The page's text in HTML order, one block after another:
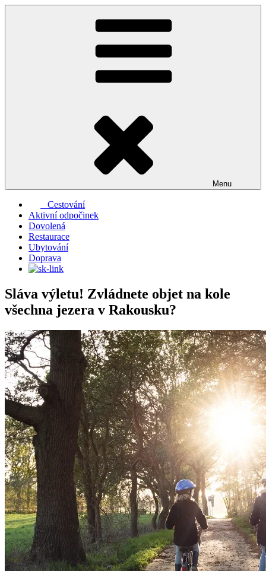
Přejít
Menu
Cestování
Aktivní odpočinek
Dovolená
Restaurace
Ubytování
Doprava
Sláva výletu! Zvládnete objet na kole
všechna jezera v Rakousku?